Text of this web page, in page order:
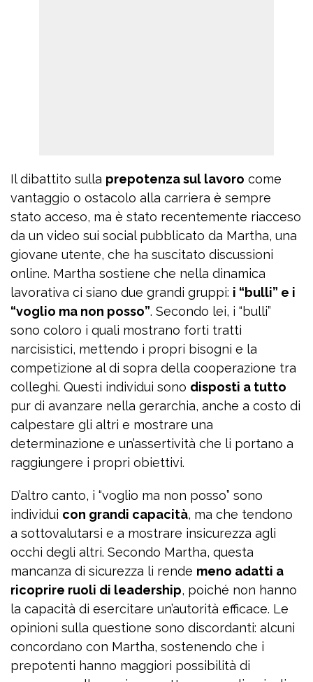
Il dibattito sulla prepotenza sul lavoro come
vantaggio o ostacolo alla carriera è sempre
stato acceso, ma è stato recentemente riacceso
da un video sui social pubblicato da Martha, una
giovane utente, che ha suscitato discussioni
online. Martha sostiene che nella dinamica
lavorativa ci siano due grandi gruppi: i “bulli” e i
“voglio ma non posso”. Secondo lei, i “bulli”
sono coloro i quali mostrano forti tratti
narcisistici, mettendo i propri bisogni e la
competizione al di sopra della cooperazione tra
colleghi. Questi individui sono disposti a tutto
pur di avanzare nella gerarchia, anche a costo di
calpestare gli altri e mostrare una
determinazione e un’assertività che li portano a
raggiungere i propri obiettivi.
D’altro canto, i “voglio ma non posso” sono
individui con grandi capacità, ma che tendono
a sottovalutarsi e a mostrare insicurezza agli
occhi degli altri. Secondo Martha, questa
mancanza di sicurezza li rende meno adatti a
ricoprire ruoli di leadership, poiché non hanno
la capacità di esercitare un’autorità efficace. Le
opinioni sulla questione sono discordanti: alcuni
concordano con Martha, sostenendo che i
prepotenti hanno maggiori possibilità di